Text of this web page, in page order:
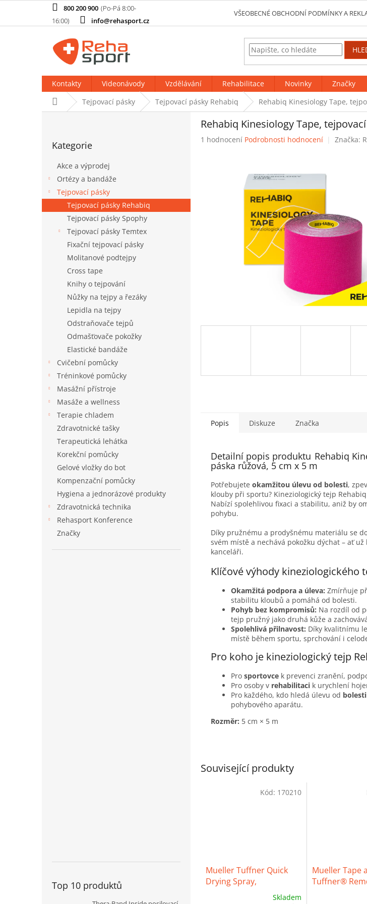
obsah
800 200 900
info@rehasport.cz
VŠEOBECNÉ OBCHODNÍ PODMÍNKY A
Kontakty Videonávody Vzdělávání Rehabilitace Novinky
Značky
Domů Tejpovací pásky Tejpovací pásky Rehabiq Rehabiq Kinesiology Tape,
kategorie
Kategorie
Akce a výprodej
Ortézy a bandáže
Tejpovací pásky
Tejpovací pásky Rehabiq
Tejpovací pásky Spophy
Tejpovací pásky Temtex
Fixační tejpovací pásky
Molitanové podtejpy
Cross tape
Knihy o tejpování
Nůžky na tejpy a řezáky
Lepidla na tejpy
Odstraňovače tejpů
Odmašťovače pokožky
Elastické bandáže
Cvičební pomůcky
Tréninkové pomůcky
Masážní přístroje
Masáže a wellness
Terapie chladem
Zdravotnické tašky
Terapeutická lehátka
Korekční pomůcky
Gelové vložky do bot
Kompenzační pomůcky
Hygiena a jednorázové produkty
Zdravotnická technika
Rehasport Konference
Značky
Top 10 produktů
Rehabiq Kinesiology Tape,
Průměrné
1 hodnocení Podrobnosti hodnocení Značka:
Související produkty
Mueller Tuffner Quick
Drying Spray,
rychleschnoucí lepidlo,
Skladem
Kód: 170210
Mueller Tape
Tuffner®
odstraňovač
Popis Diskuze Značka
Detailní popis produktu Rehabiq
páska růžová, 5 cm x 5 m
Potřebujete okamžitou úlevu od bolesti,
klouby při sportu? Kineziologický tejp
Nabízí spolehlivou fixaci a stabilitu, aniž by
pohybu.
Díky pružnému a prodyšnému materiálu se
svém místě a nechává pokožku dýchat – ať
kanceláři.
Klíčové výhody kineziologického
Okamžitá podpora a úleva: Zmírňuje
stabilitu kloubů a pomáhá od bolesti.
Pohyb bez kompromisů: Na rozdíl od
tejp pružný jako druhá kůže a
Spolehlivá přilnavost: Díky kvalitnímu
místě během sportu, sprchování i
Pro koho je kineziologický tejp
Pro sportovce k prevenci zranění,
Pro osoby v rehabilitaci k urychlení
Pro každého, kdo hledá úlevu od
pohybového aparátu.
Rozměr: 5 cm × 5 m